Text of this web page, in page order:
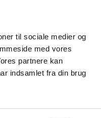
til sociale medier og
med vores
partnere kan
indsamlet fra din brug
Kontakt Udgivelser
af
Medicinsk